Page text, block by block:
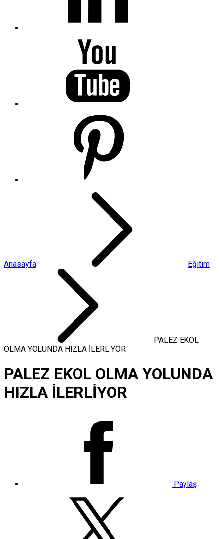
Anasayfa Eğitim
PALEZ EKOL
OLMA YOLUNDA HIZLA İLERLİYOR
PALEZ EKOL OLMA YOLUNDA
HIZLA İLERLİYOR
Paylaş